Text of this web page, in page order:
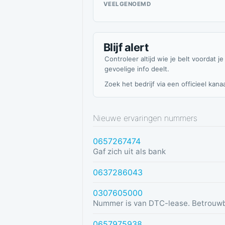
VEELGENOEMD
Blijf alert
Controleer altijd wie je belt voordat je
gevoelige info deelt.
Zoek het bedrijf via een officieel
Nieuwe ervaringen nummers
0657267474
Gaf zich uit als bank
0637286043
0307605000
Nummer is van DTC-lease.